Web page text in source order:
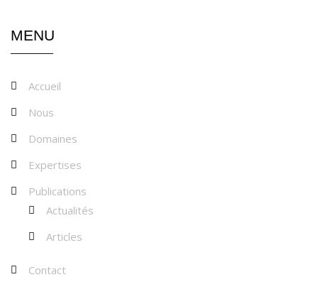
MENU
Accueil
Nous
Domaines
Expertises
Publications
Actualités
Articles
Contact